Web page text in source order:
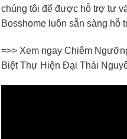
chúng tôi để được hỗ trợ tư
Bosshome luôn sẵn sàng hỗ
=>> Xem ngay Chiêm
Biệt Thự Hiện Đại Thái